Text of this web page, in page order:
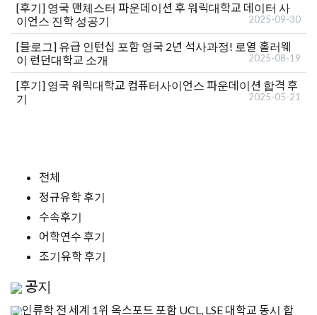
[후기] 영국 맨체스터 파운데이션 후 워릭대학교 데이터 사
이언스 진학 성공기
2025-09-30
[블로그] 유급 인턴십 포함 영국 2년 석사과정! 로열 홀러웨
이 런던대학교 소개
2025-08-19
[후기] 영국 워릭대학교 컴퓨터사이언스 파운데이션 합격 후
기
2025-05-21
전체
정규유학 후기
수속후기
어학연수 후기
조기유학 후기
공지
인류학 전 세계 1위 옥스포드 포함 UCL, LSE 대학교 동시 합